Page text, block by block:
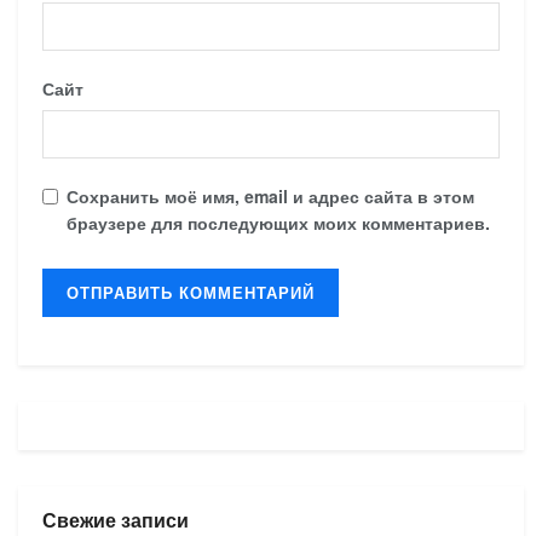
Сайт
Сохранить моё имя, email и адрес сайта в этом
браузере для последующих моих комментариев.
Свежие записи